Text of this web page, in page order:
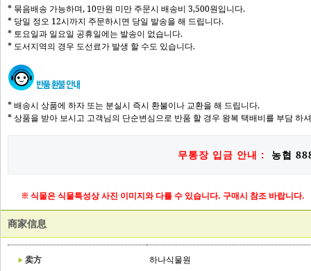
* 묶음배송 가능하며, 10만원 미만 주문시 배송비 3,500원입니다.
* 당일 정오 12시까지 주문하시면 당일 발송을 해 드립니다.
* 토요일과 일요일 공휴일에는 발송이 없습니다.
* 도서지역의 경우 도선료가 발생 할 수도 있습니다.
* 배송시 상품에 하자 또는 분실시 즉시 환불이나 교환을 해 드립니다.
* 상품을 받아 보시고 고객님의 단순변심으로 반품 할 경우 왕복 택배비를 부담 하
무통장 입금 안내 : 농협
※ 식물은 식물특성상 사진 이미지와 다를 수 있습니다. 구매시 참조 바랍니다.
商家信息
卖方 하나식물원